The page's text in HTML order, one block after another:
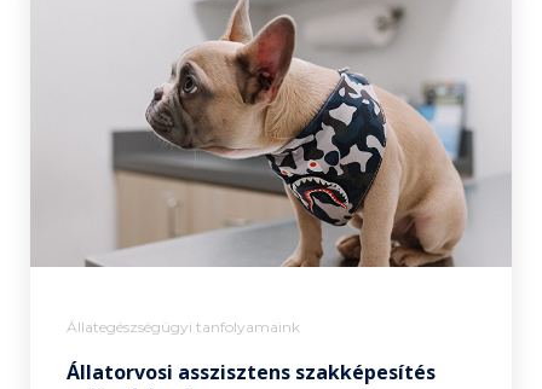
Állategészségügyi tanfolyamaink
Állatorvosi asszisztens szakképesítés